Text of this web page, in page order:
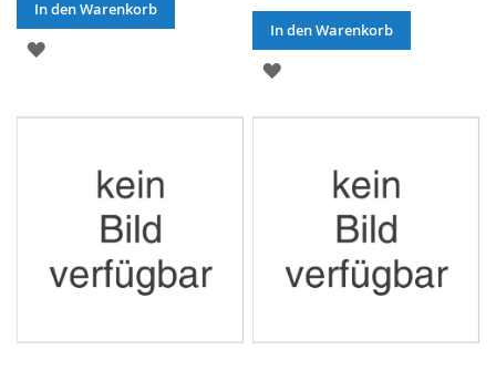
In den Warenkorb
ZUR
HINZUFÜGEN
In den Warenkorb
ZUR